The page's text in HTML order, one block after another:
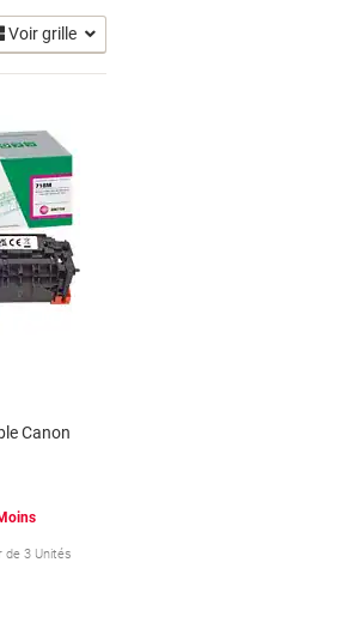
Voir grille
Canon
de 3 Unités